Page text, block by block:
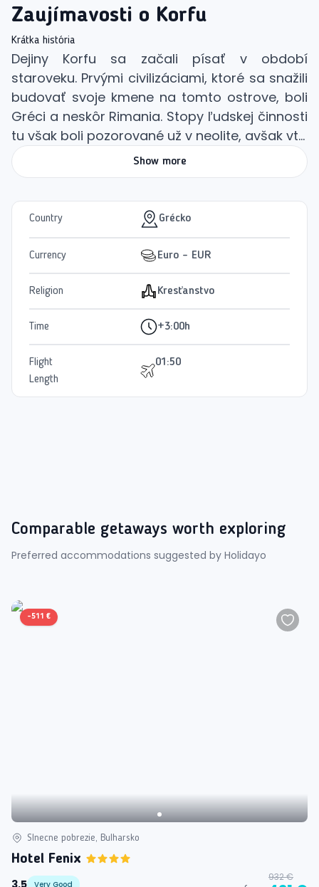
Zaujímavosti o Korfu
Krátka história
Dejiny Korfu sa začali písať v období
staroveku. Prvými civilizáciami, ktoré sa snažili
budovať svoje kmene na tomto ostrove, boli
Gréci a neskôr Rimania. Stopy ľudskej činnosti
tu však boli pozorované už v neolite, avšak vt...
Show more
Country Grécko
Currency Euro - EUR
Religion Kresťanstvo
Time +3:00h
Flight
Length
01:50
Comparable getaways worth exploring
Preferred accommodations suggested by Holidayo
-511 €
Slnecne pobrezie, Bulharsko
Hotel Fenix
3.5
Very Good
932 €